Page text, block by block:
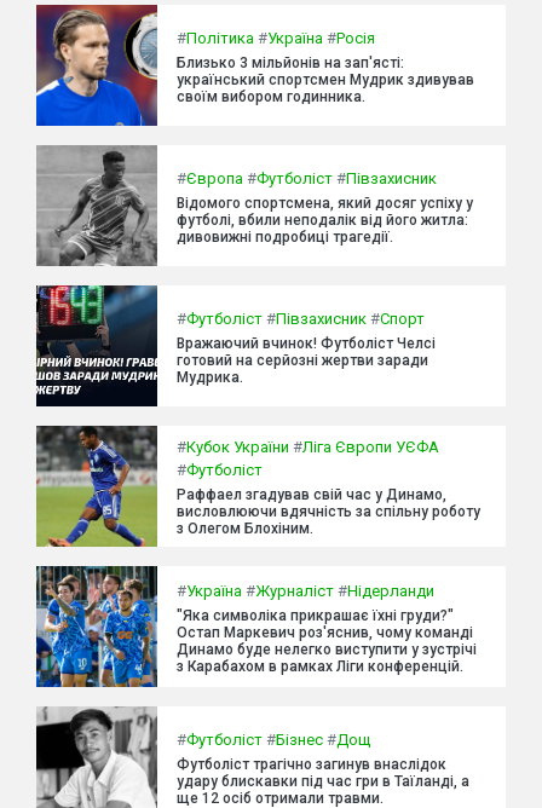
#Політика #Україна #Росія
Близько 3 мільйонів на зап'ясті:
український спортсмен Мудрик здивував
своїм вибором годинника.
#Європа #Футболіст #Півзахисник
Відомого спортсмена, який досяг успіху у
футболі, вбили неподалік від його житла:
дивовижні подробиці трагедії.
#Футболіст #Півзахисник #Спорт
Вражаючий вчинок! Футболіст Челсі
готовий на серйозні жертви заради
Мудрика.
#Кубок України #Ліга Європи УЄФА
#Футболіст
Раффаел згадував свій час у Динамо,
висловлюючи вдячність за спільну роботу
з Олегом Блохіним.
#Україна #Журналіст #Нідерланди
"Яка символіка прикрашає їхні груди?"
Остап Маркевич роз'яснив, чому команді
Динамо буде нелегко виступити у зустрічі
з Карабахом в рамках Ліги конференцій.
#Футболіст #Бізнес #Дощ
Футболіст трагічно загинув внаслідок
удару блискавки під час гри в Таїланді, а
ще 12 осіб отримали травми.